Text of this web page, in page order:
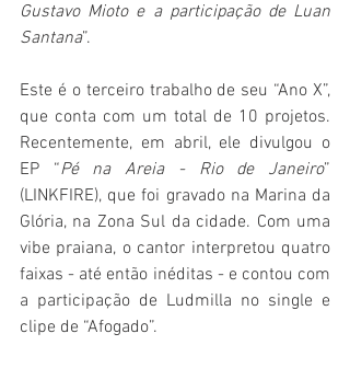
Gustavo Mioto e a participação de Luan
Santana”.
Este é o terceiro trabalho de seu “Ano X”,
que conta com um total de 10 projetos.
Recentemente, em abril, ele divulgou o
EP “Pé na Areia - Rio de Janeiro”
(LINKFIRE), que foi gravado na Marina da
Glória, na Zona Sul da cidade. Com uma
vibe praiana, o cantor interpretou quatro
faixas - até então inéditas - e contou com
a participação de Ludmilla no single e
clipe de “Afogado”.